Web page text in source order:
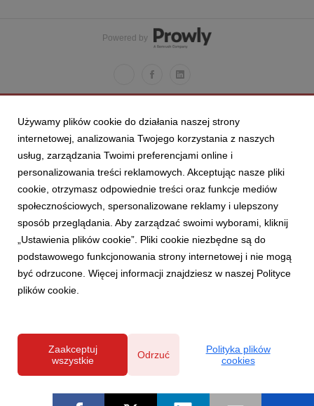
Powered by
Używamy plików cookie do działania naszej strony
internetowej, analizowania Twojego korzystania z naszych
usług, zarządzania Twoimi preferencjami online i
personalizowania treści reklamowych. Akceptując nasze pliki
cookie, otrzymasz odpowiednie treści oraz funkcje mediów
społecznościowych, spersonalizowane reklamy i ulepszony
sposób przeglądania. Aby zarządzać swoimi wyborami, kliknij
„Ustawienia plików cookie”. Pliki cookie niezbędne są do
podstawowego funkcjonowania strony internetowej i nie mogą
być odrzucone. Więcej informacji znajdziesz w naszej Polityce
plików cookie.
Zaakceptuj
wszystkie
Odrzuć
Polityka plików
cookies